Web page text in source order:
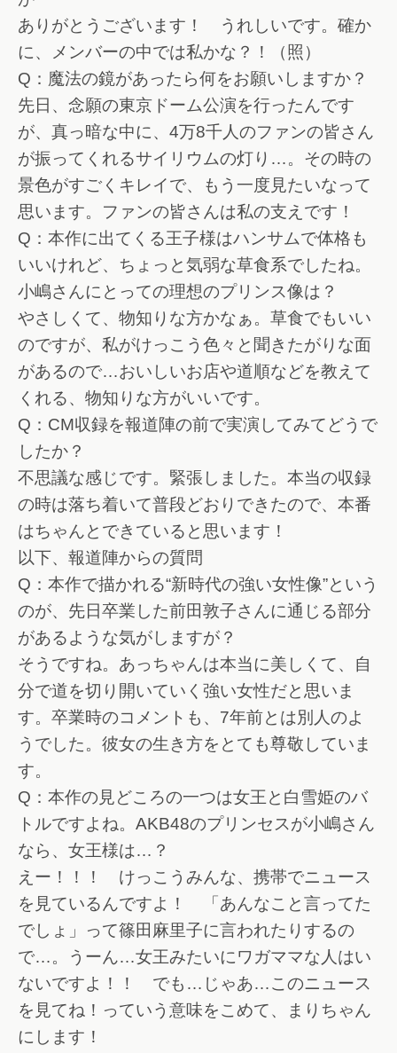
ありがとうございます！ うれしいです。確か
に、メンバーの中では私かな？！（照）
Q：魔法の鏡があったら何をお願いしますか？
先日、念願の東京ドーム公演を行ったんです
が、真っ暗な中に、4万8千人のファンの皆さん
が振ってくれるサイリウムの灯り…。その時の
景色がすごくキレイで、もう一度見たいなって
思います。ファンの皆さんは私の支えです！
Q：本作に出てくる王子様はハンサムで体格も
いいけれど、ちょっと気弱な草食系でしたね。
小嶋さんにとっての理想のプリンス像は？
やさしくて、物知りな方かなぁ。草食でもいい
のですが、私がけっこう色々と聞きたがりな面
があるので…おいしいお店や道順などを教えて
くれる、物知りな方がいいです。
Q：CM収録を報道陣の前で実演してみてどうで
したか？
不思議な感じです。緊張しました。本当の収録
の時は落ち着いて普段どおりできたので、本番
はちゃんとできていると思います！
以下、報道陣からの質問
Q：本作で描かれる“新時代の強い女性像”という
のが、先日卒業した前田敦子さんに通じる部分
があるような気がしますが？
そうですね。あっちゃんは本当に美しくて、自
分で道を切り開いていく強い女性だと思いま
す。卒業時のコメントも、7年前とは別人のよ
うでした。彼女の生き方をとても尊敬していま
す。
Q：本作の見どころの一つは女王と白雪姫のバ
トルですよね。AKB48のプリンセスが小嶋さん
なら、女王様は…？
えー！！！ けっこうみんな、携帯でニュース
を見ているんですよ！ 「あんなこと言ってた
でしょ」って篠田麻里子に言われたりするの
で…。うーん…女王みたいにワガママな人はい
ないですよ！！ でも…じゃあ…このニュース
を見てね！っていう意味をこめて、まりちゃん
にします！